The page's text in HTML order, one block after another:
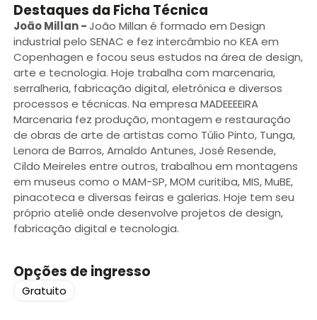
Destaques da Ficha Técnica
João Millan-João Millan é formado em Design
industrial pelo SENAC e fez intercâmbio no KEA em
Copenhagen e focou seus estudos na área de design,
arte e tecnologia. Hoje trabalha com marcenaria,
serralheria, fabricação digital, eletrônica e diversos
processos e técnicas. Na empresa MADEEEEIRA
Marcenaria fez produção, montagem e restauração
de obras de arte de artistas como Túlio Pinto, Tunga,
Lenora de Barros, Arnaldo Antunes, José Resende,
Cildo Meireles entre outros, trabalhou em montagens
em museus como o MAM-SP, MOM curitiba, MIS, MuBE,
pinacoteca e diversas feiras e galerias. Hoje tem seu
próprio ateliê onde desenvolve projetos de design,
fabricação digital e tecnologia.
Opções de ingresso
Gratuito